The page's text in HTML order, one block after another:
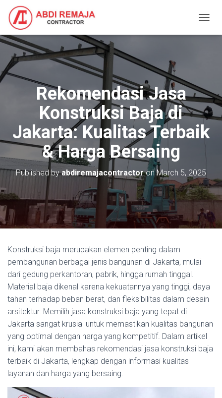
O
A
V
I
G
A
T
Rekomendasi Jasa
Konstruksi Baja di
Jakarta: Kualitas Terbaik
& Harga Bersaing
Published byabdiremajacontractoronMarch 5, 2025
Konstruksi baja merupakan elemen penting dalam
pembangunan berbagai jenis bangunan di Jakarta, mulai
dari gedung perkantoran, pabrik, hingga rumah tinggal.
Material baja dikenal karena kekuatannya yang tinggi, daya
tahan terhadap beban berat, dan fleksibilitas dalam desain
arsitektur. Memilih jasa konstruksi baja yang tepat di
Jakarta sangat krusial untuk memastikan kualitas bangunan
yang optimal dengan harga yang kompetitif. Dalam artikel
ini, kami akan membahas rekomendasi jasa konstruksi baja
terbaik di Jakarta, lengkap dengan informasi kualitas
layanan dan harga yang bersaing.